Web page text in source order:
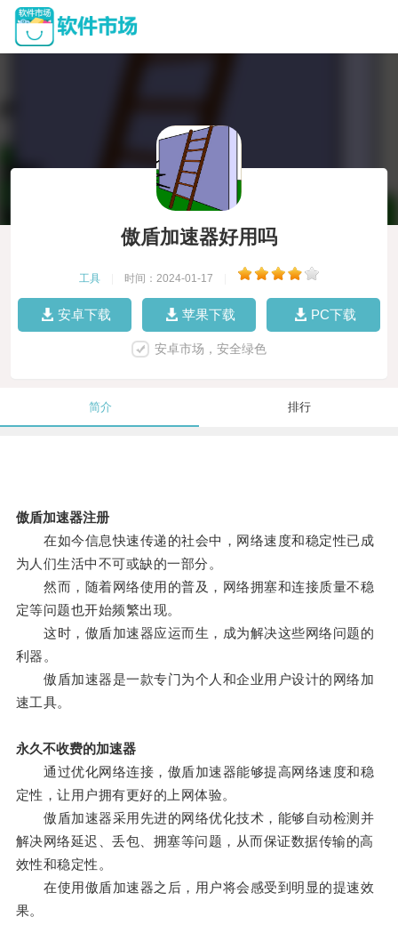
傲盾加速器好用吗
工具 时间：2024-01-17
安卓下载 苹果下载 PC下载
安卓市场，安全绿色
简介 排行
傲盾加速器注册
在如今信息快速传递的社会中，网络速度和稳定性已成
为人们生活中不可或缺的一部分。
然而，随着网络使用的普及，网络拥塞和连接质量不稳
定等问题也开始频繁出现。
这时，傲盾加速器应运而生，成为解决这些网络问题的
利器。
傲盾加速器是一款专门为个人和企业用户设计的网络加
速工具。
永久不收费的加速器
通过优化网络连接，傲盾加速器能够提高网络速度和稳
定性，让用户拥有更好的上网体验。
傲盾加速器采用先进的网络优化技术，能够自动检测并
解决网络延迟、丢包、拥塞等问题，从而保证数据传输的高
效性和稳定性。
在使用傲盾加速器之后，用户将会感受到明显的提速效
果。